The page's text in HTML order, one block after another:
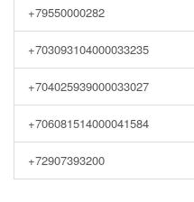
+79550000282
+703093104000033235
+704025939000033027
+706081514000041584
+72907393200